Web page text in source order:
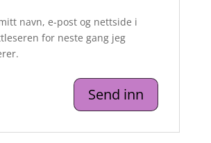
navn, e-post og nettside i
for neste gang jeg